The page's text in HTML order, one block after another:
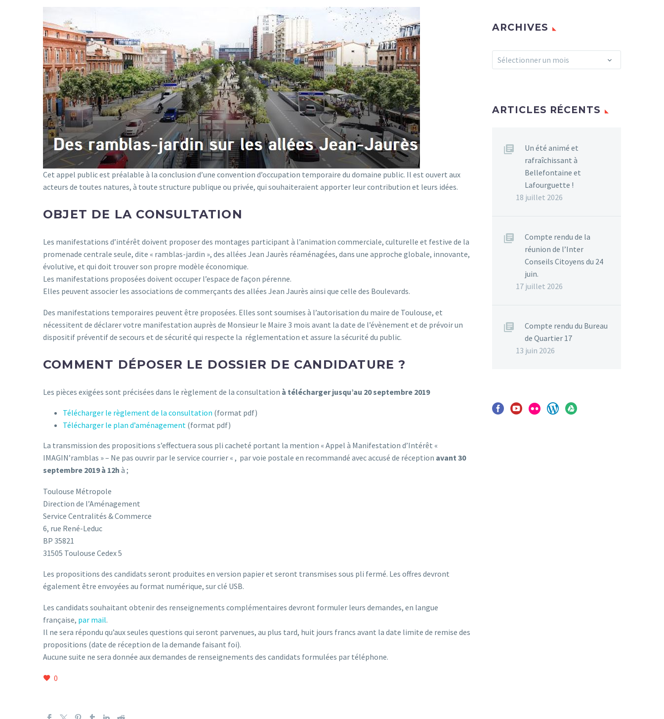
Cet appel public est préalable à la conclusion d’une convention d’occupation temporaire du domaine public. Il est ouvert aux
acteurs de toutes natures, à toute structure publique ou privée, qui souhaiteraient apporter leur contribution et leurs idées.
OBJET DE LA CONSULTATION
Les manifestations d’intérêt doivent proposer des montages participant à l’animation commerciale, culturelle et festive de la
promenade centrale seule, dite « ramblas-jardin », des allées Jean Jaurès réaménagées, dans une approche globale, innovante,
évolutive, et qui doit trouver son propre modèle économique.
Les manifestations proposées doivent occuper l’espace de façon pérenne.
Elles peuvent associer les associations de commerçants des allées Jean Jaurès ainsi que celle des Boulevards.
Des manifestations temporaires peuvent être proposées. Elles sont soumises à l’autorisation du maire de Toulouse, et
nécessitent de déclarer votre manifestation auprès de Monsieur le Maire 3 mois avant la date de l’évènement et de prévoir un
dispositif préventif de secours et de sécurité qui respecte la réglementation et assure la sécurité du public.
COMMENT DÉPOSER LE DOSSIER DE CANDIDATURE ?
Les pièces exigées sont précisées dans le règlement de la consultation à télécharger jusqu’au 20 septembre 2019
Télécharger le règlement de la consultation (format pdf)
Télécharger le plan d’aménagement (format pdf)
La transmission des propositions s’effectuera sous pli cacheté portant la mention « Appel à Manifestation d’Intérêt «
IMAGIN’ramblas » – Ne pas ouvrir par le service courrier « , par voie postale en recommandé avec accusé de réception avant 30
septembre 2019 à 12h à ;
Toulouse Métropole
Direction de l’Aménagement
Service Centralités & Commerce
6, rue René-Leduc
BP 35821
31505 Toulouse Cedex 5
Les propositions des candidats seront produites en version papier et seront transmises sous pli fermé. Les offres devront
également être envoyées au format numérique, sur clé USB.
Les candidats souhaitant obtenir des renseignements complémentaires devront formuler leurs demandes, en langue
française, par mail.
Il ne sera répondu qu’aux seules questions qui seront parvenues, au plus tard, huit jours francs avant la date limite de remise des
propositions (date de réception de la demande faisant foi).
Aucune suite ne sera donnée aux demandes de renseignements des candidats formulées par téléphone.
0
ARCHIVES
Archives
Sélectionner un mois
ARTICLES RÉCENTS
Un été animé et
rafraîchissant à
Bellefontaine et
Lafourguette !
18 juillet 2026
Compte rendu de la
réunion de l’Inter
Conseils Citoyens du 24
juin.
17 juillet 2026
Compte rendu du Bureau
de Quartier 17
13 juin 2026